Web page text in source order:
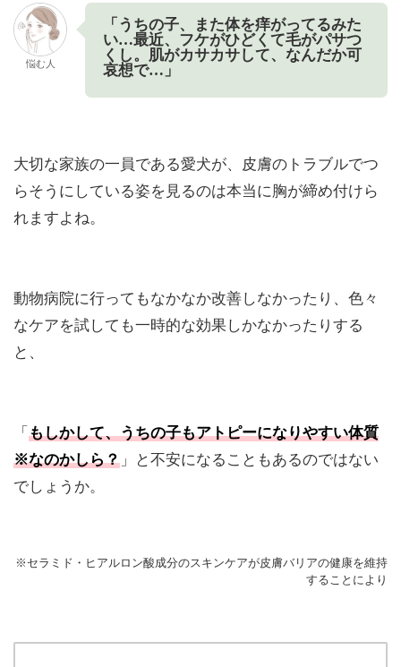
悩む人
「うちの子、また体を痒がってるみた
い…最近、フケがひどくて毛がパサつ
くし。肌がカサカサして、なんだか可
哀想で…」
大切な家族の一員である愛犬が、皮膚のトラブルでつ
らそうにしている姿を見るのは本当に胸が締め付けら
れますよね。
動物病院に行ってもなかなか改善しなかったり、色々
なケアを試しても一時的な効果しかなかったりする
と、
「 もしかして、うちの子もアトピーになりやすい体質
※なのかしら？ 」と不安になることもあるのではない
でしょうか。
※セラミド・ヒアルロン酸成分のスキンケアが皮膚バリアの健康を維持
することにより